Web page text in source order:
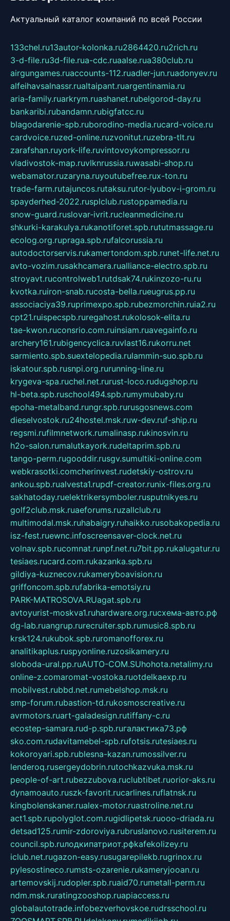
Актуальный каталог компаний по всей России
133chel.ru13autor-kolonka.ru2864420.ru2rich.ru
3-d-file.ru3d-file.rua-cdc.ruaalse.rua380club.ru
airgungames.ruaccounts-112.ruadler-jun.ruadonyev.ru
alfeihavsalnassr.rualtaipant.ruargentinamia.ru
aria-family.ruarkrym.ruashanet.rubelgorod-day.ru
bankaribi.rubandamn.rubigfatcc.ru
blagodarenie-spb.ruborodino-media.rucard-voice.ru
cardvoice.ruzed-online.ruzvonitut.ruzebra-tlt.ru
zarafshan.ruyork-life.ruvintovoykompressor.ru
vladivostok-map.ruvlknrussia.ruwasabi-shop.ru
webamator.ruzaryna.ruyoutubefree.rux-ton.ru
trade-farm.rutajuncos.rutaksu.rutor-lyubov-i-grom.ru
spayderhed-2022.rusplclub.rustoppamedia.ru
snow-guard.ruslovar-ivrit.rucleanmedicine.ru
shkurki-karakulya.rukanotiforet.spb.rututmassage.ru
ecolog.org.rupraga.spb.rufalcorussia.ru
autodoctorservis.rukamertondom.spb.runet-life.net.ru
avto-vozim.rusakhcamera.rualliance-electro.spb.ru
stroyavt.rucontrolweb1.rutdsak74.rukinzozo-ru.ru
kvotka.ruiron-snab.rucosta-bella.rueugrus.pp.ru
associaciya39.ruprimexpo.spb.rubezmorchin.ruia2.ru
cpt21.ruispecspb.ruregahost.rukolosok-elita.ru
tae-kwon.ruconsrio.com.ruinsiam.ruavegainfo.ru
archery161.rubigencyclica.ruvlast16.rukorru.net
sarmiento.spb.suextelopedia.rulammin-suo.spb.ru
iskatour.spb.rusnpi.org.rurunning-line.ru
krygeva-spa.ruchel.net.rurust-loco.rudugshop.ru
hl-beta.spb.ruschool494.spb.rumymubaby.ru
epoha-metalband.rungr.spb.rurusgosnews.com
dieselvostok.ru24hostel.msk.ruw-dev.ruf-ship.ru
regsmi.rufilmnetwork.rumalinasp.rukinosvin.ru
h2o-salon.rumalutkayork.rudeltaprim.spb.ru
tango-perm.rugooddir.rusgv.sumultiki-online.com
webkrasotki.comcherinvest.rudetskiy-ostrov.ru
ankou.spb.rualvesta1.rupdf-creator.runix-files.org.ru
sakhatoday.ruelektrikersymboler.rusputnikyes.ru
golf2club.msk.ruaeforums.ruzallclub.ru
multimodal.msk.ruhabaigry.ruhaikko.rusobakopedia.ru
isz-fest.ruewnc.infoscreensaver-clock.net.ru
volnav.spb.rucomnat.runpf.net.ru7bit.pp.rukalugatur.ru
tesiaes.rucard.com.rukazanka.spb.ru
gildiya-kuznecov.rukameryboavision.ru
griffoncom.spb.rufabrika-emotsiy.ru
PARK-MATROSOVA.RUagat.spb.ru
avtoyurist-moskva1.ruhardware.org.ruсхема-авто.рф
dg-lab.ruangrup.rurecruiter.spb.rumusic8.spb.ru
krsk124.rukubok.spb.ruromanofforex.ru
analitikaplus.ruspyonline.ruzosikamery.ru
sloboda-ural.pp.ruAUTO-COM.SUhohota.netalimy.ru
online-z.comaromat-vostoka.ruotdelkaexp.ru
mobilvest.rubbd.net.rumebelshop.msk.ru
smp-forum.rubastion-td.rukosmoscreative.ru
avrmotors.ruart-galadesign.rutiffany-c.ru
ecostep-samara.rud-p.spb.ruгалактика73.рф
sko.com.rudavitamebel-spb.rufotsis.rutesiaes.ru
kokoroyari.spb.rublesna-kazan.rumossilver.ru
lenderoq.rusergeydobrin.rutochkazvuka.msk.ru
people-of-art.rubezzubova.ruclubtibet.ruorior-aks.ru
dynamoauto.ruszk-favorit.rucarlines.ruflatnsk.ru
kingbolenskaner.rualex-motor.ruastroline.net.ru
act1.spb.rupolyglot.com.rugidlipetsk.ruooo-driada.ru
detsad125.rumir-zdoroviya.rubruslanovo.rusiterem.ru
council.spb.ruлодкипатриот.рфkafekolizey.ru
iclub.net.rugazon-easy.rusugarepilekb.rugrinox.ru
pylesostineco.rumsts-ozarenie.rukameryjooan.ru
artemovskij.rudopler.spb.ruaid70.rumetall-perm.ru
ndm.msk.ruratingzooshop.ruapiaccess.ru
globalautotrade.infobezverhovskoe.rudrsschool.ru